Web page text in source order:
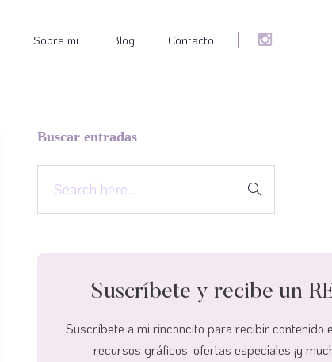
Sobre mi Blog Contacto
Buscar entradas
Suscríbete y recibe un
Suscríbete a mi rinconcito para recibir contenido
recursos gráficos, ofertas especiales ¡y